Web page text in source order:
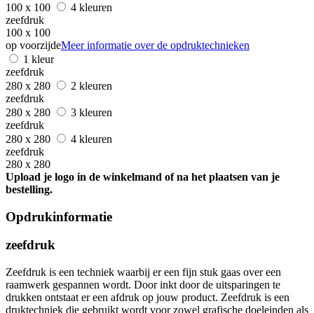
100 x 100
4 kleuren
zeefdruk
100 x 100
op voorzijdeMeer informatie over de opdruktechnieken
1 kleur
zeefdruk
280 x 280
2 kleuren
zeefdruk
280 x 280
3 kleuren
zeefdruk
280 x 280
4 kleuren
zeefdruk
280 x 280
Upload je logo in de winkelmand of na het plaatsen van je
bestelling.
Opdrukinformatie
zeefdruk
Zeefdruk is een techniek waarbij er een fijn stuk gaas over een
raamwerk gespannen wordt. Door inkt door de uitsparingen te
drukken ontstaat er een afdruk op jouw product. Zeefdruk is een
druktechniek die gebruikt wordt voor zowel grafische doeleinden als